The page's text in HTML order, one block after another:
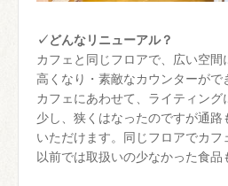
✓どんなリニューアル？
カフェと同じフロアで、広い空
高くなり・素敵なカウンターがで
カフェにあわせて、ライティング
少し、狭くはなったのですが通路
いただけます。同じフロアでカフ
以前では取扱いの少なかった食品